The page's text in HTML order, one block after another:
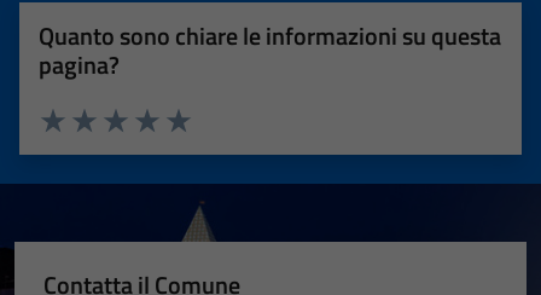
Quanto sono chiare le informazioni su questa
pagina?
Valuta 5 stelle su 5
Valuta 4 stelle su 5
Valuta 3 stelle su 5
Valuta 2 stelle su 5
Valuta 1 stelle su 5
Contatta il Comune